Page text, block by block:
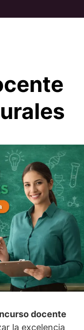
docente
la excelencia